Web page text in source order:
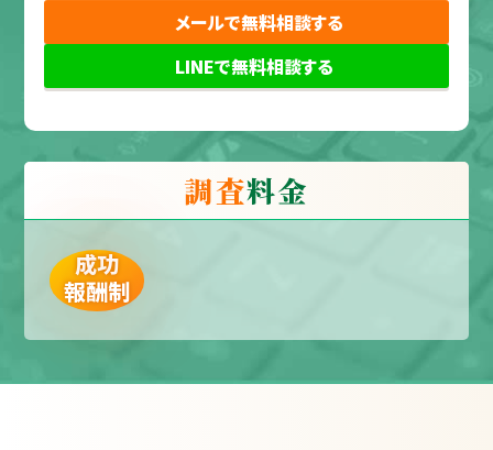
メールで無料相談する
LINEで無料相談する
調査料金
成功
報酬制